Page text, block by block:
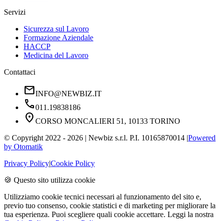
Servizi
Sicurezza sul Lavoro
Formazione Aziendale
HACCP
Medicina del Lavoro
Contattaci
mailINFO@NEWBIZ.IT
phone011.19838186
location_on CORSO MONCALIERI 51, 10133 TORINO
© Copyright 2022 - 2026 | Newbiz s.r.l. P.I. 10165870014 |Powered
by Otomatik
Privacy Policy|Cookie Policy
🍪 Questo sito utilizza cookie
Utilizziamo cookie tecnici necessari al funzionamento del sito e,
previo tuo consenso, cookie statistici e di marketing per migliorare la
tua esperienza. Puoi scegliere quali cookie accettare. Leggi la nostra